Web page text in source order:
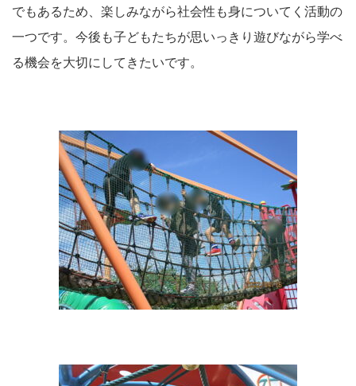
でもあるため、楽しみながら社会性も身についてく活動の
一つです。今後も子どもたちが思いっきり遊びながら学べ
る機会を大切にしてきたいです。